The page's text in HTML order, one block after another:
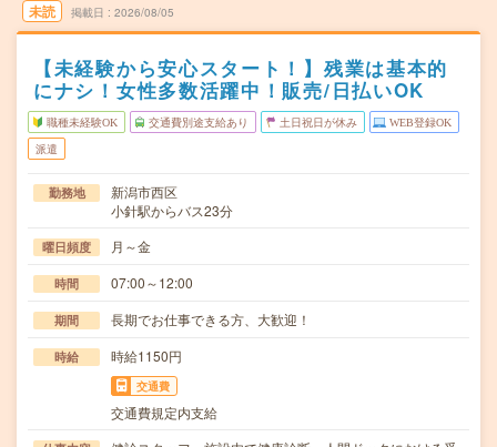
未読 掲載日 2026/08/05
【未経験から安心スタート！】残業は基本的
にナシ！女性多数活躍中！販売/日払いOK
職種未経験OK 交通費別途支給あり 土日祝日が休み WEB登録OK
派遣
勤務地
新潟市西区
小針駅からバス23分
曜日頻度 月～金
時間 07:00～12:00
期間 長期でお仕事できる方、大歓迎！
時給 時給1150円
交通費
交通費規定内支給